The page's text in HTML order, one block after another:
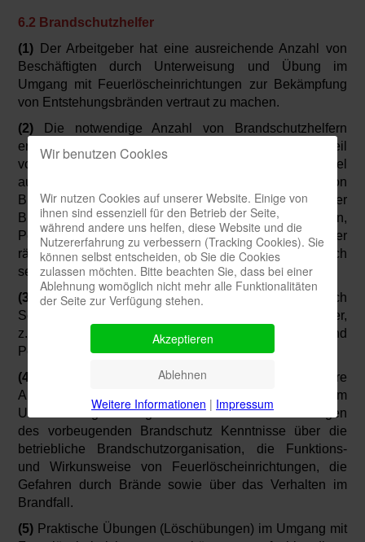
6.2 Brandschutzhelfer
(1) Der Arbeitgeber hat eine ausreichende Anzahl von
Beschäftigten durch Unterweisung und Übung im
Umgang mit Feuerlöscheinrichtungen zur Bekämpfung
von Entstehungsbränden vertraut zu machen.
(2) Die notwendige Anzahl von Brandschutzhelfern
ergibt sich aus der Gefährdungsbeurteilung. Ein Anteil
von fünf Prozent der Beschäftigten ist in der Regel
ausreichend. Eine größere Anzahl von
Brandschutzhelfern kann z.B. bei erhöhter
Brandgefährdung, der Anwesenheit vieler Personen,
Personen mit eingeschränkter Mobilität sowie großer
räumlicher Ausdehnung der Arbeitsstätte erforderlich
sein.
(3)
Bei der Anzahl der Brandschutzhelfer sind auch
Schichtbetrieb und Abwesenheit einzelner Beschäftigter,
z.B. Fortbildung, Ferien, Krankheit und
Personalwechsel, zu berücksichtigen.
(4)
Die Brandschutzhelfer sind im Hinblick auf ihre
Aufgaben fachkundig zu unterweisen. Zum
Unterweisungsinhalt gehören neben den Grundzügen
des vorbeugenden Brandschutz Kenntnisse über die
betriebliche Brandschutzorganisation, die Funktions-
und Wirkunsweise von Feuerlöscheinrichtungen, die
Gefahren durch Brände sowie über das Verhalten im
Brandfall.
(5) Praktische Übungen (Löschübungen) im Umgang mit
Wir benutzen Cookies
Wir nutzen Cookies auf unserer Website. Einige von
ihnen sind essenziell für den Betrieb der Seite,
während andere uns helfen, diese Website und die
Nutzererfahrung zu verbessern (Tracking Cookies). Sie
können selbst entscheiden, ob Sie die Cookies
zulassen möchten. Bitte beachten Sie, dass bei einer
Ablehnung womöglich nicht mehr alle Funktionalitäten
der Seite zur Verfügung stehen.
Akzeptieren
Ablehnen
Weitere Informationen | Impressum